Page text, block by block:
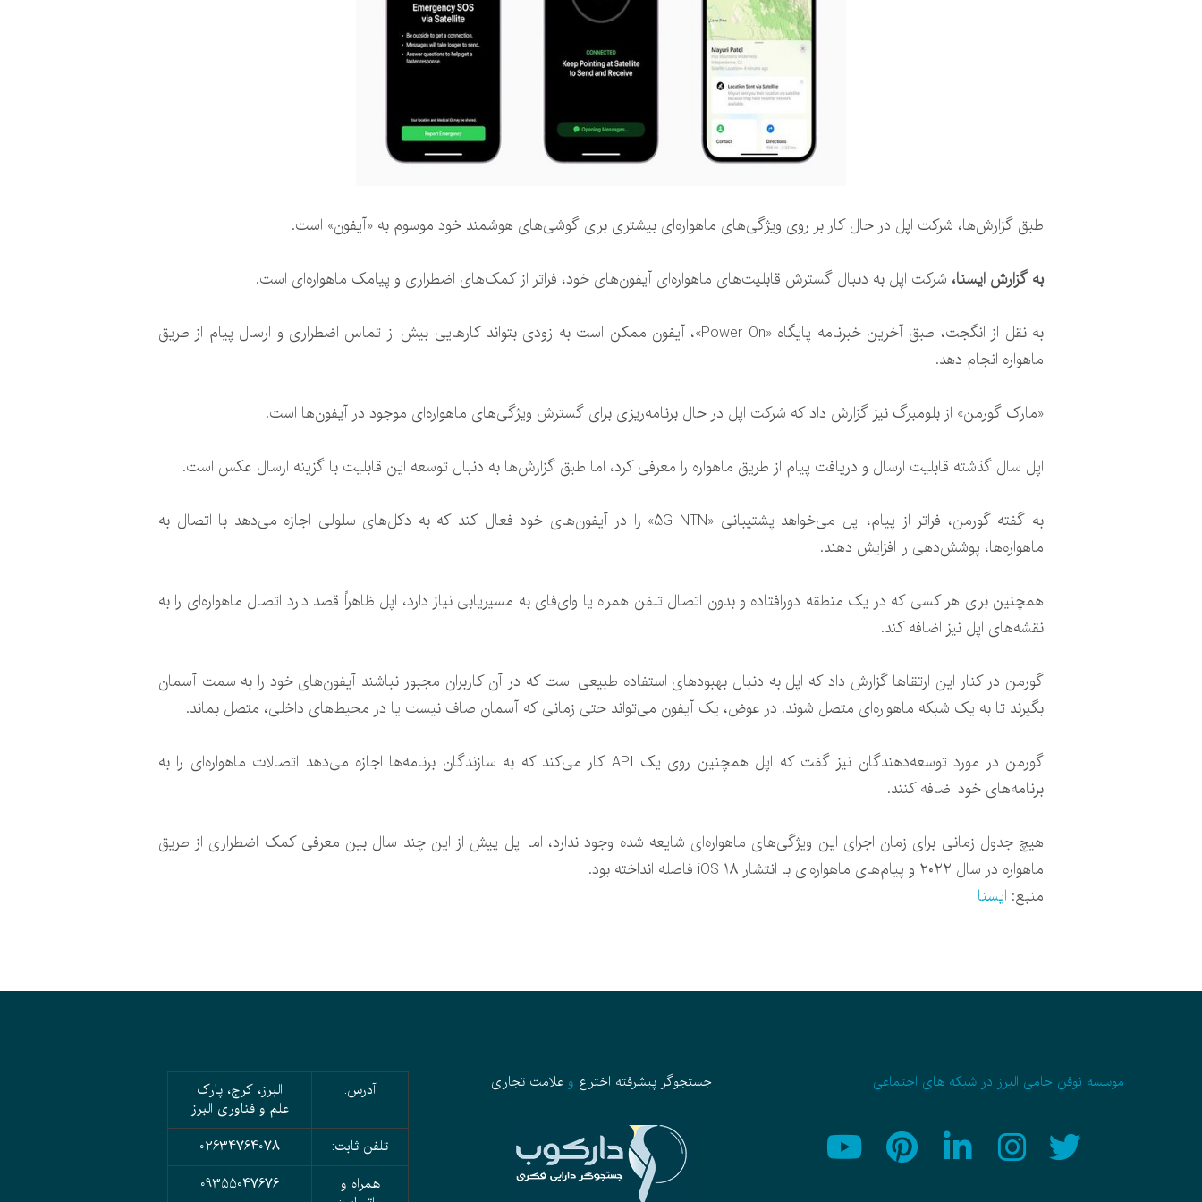
طبق گزارش‌ها، شرکت اپل در حال کار بر روی ویژگی‌های ماهواره‌ای بیشتری برای گوشی‌های هوشمند خود موسوم به «آیفون» است.
به گزارش‌ ایسنا، شرکت اپل به دنبال گسترش قابلیت‌های ماهواره‌ای آیفون‌های خود، فراتر از کمک‌های اضطراری و پیامک ماهواره‌ای است.
به نقل از انگجت، طبق آخرین خبرنامه پایگاه «Power On»، آیفون ممکن است به زودی بتواند کارهایی بیش از تماس اضطراری و ارسال پیام از طریق
ماهواره انجام دهد.
«مارک گورمن» از بلومبرگ نیز گزارش داد که شرکت اپل در حال برنامه‌ریزی برای گسترش ویژگی‌های ماهواره‌ای موجود در آیفون‌ها است.
اپل سال گذشته قابلیت ارسال و دریافت پیام از طریق ماهواره را معرفی کرد، اما طبق گزارش‌ها به دنبال توسعه این قابلیت با گزینه ارسال عکس است.
به گفته گورمن، فراتر از پیام، اپل می‌خواهد پشتیبانی «5G NTN» را در آیفون‌های خود فعال کند که به دکل‌های سلولی اجازه می‌دهد با اتصال به
ماهواره‌ها، پوشش‌دهی را افزایش دهند.
همچنین برای هر کسی که در یک منطقه دورافتاده و بدون اتصال تلفن همراه یا وای‌فای به مسیریابی نیاز دارد، اپل ظاهراً قصد دارد اتصال ماهواره‌ای را به
نقشه‌های اپل نیز اضافه کند.
گورمن در کنار این ارتقاها گزارش داد که اپل به دنبال بهبودهای استفاده طبیعی است که در آن کاربران مجبور نباشند آیفون‌های خود را به سمت آسمان
بگیرند تا به یک شبکه ماهواره‌ای متصل شوند. در عوض، یک آیفون می‌تواند حتی زمانی که آسمان صاف نیست یا در محیط‌های داخلی، متصل بماند.
گورمن در مورد توسعه‌دهندگان نیز گفت که اپل همچنین روی یک API کار می‌کند که به سازندگان برنامه‌ها اجازه می‌دهد اتصالات ماهواره‌ای را به
برنامه‌های خود اضافه کنند.
هیچ جدول زمانی برای زمان اجرای این ویژگی‌های ماهواره‌ای شایعه شده وجود ندارد، اما اپل پیش از این چند سال بین معرفی کمک اضطراری از طریق
ماهواره در سال ۲۰۲۲ و پیام‌های ماهواره‌ای با انتشار iOS 18 فاصله انداخته بود.
منبع: ایسنا
موسسه نوفن حامی البرز در شبکه های اجتماعی جستجوگر پیشرفته اختراع وعلامت تجاری آدرس:
البرز، کرج، پارک
علم و فناوری البرز
تلفن ثابت:
02634764078
همراه و
09355047676